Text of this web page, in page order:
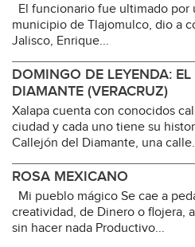
El funcionario fue ultimado
municipio de Tlajomulco, dio a
Jalisco, Enrique...
DOMINGO DE LEYENDA:
DIAMANTE (VERACRUZ)
Xalapa cuenta con conocidos
ciudad y cada uno tiene su
Callejón del Diamante, una
ROSA MEXICANO
Mi pueblo mágico Se cae a
creatividad, de Dinero o flojera,
sin hacer nada Productivo...